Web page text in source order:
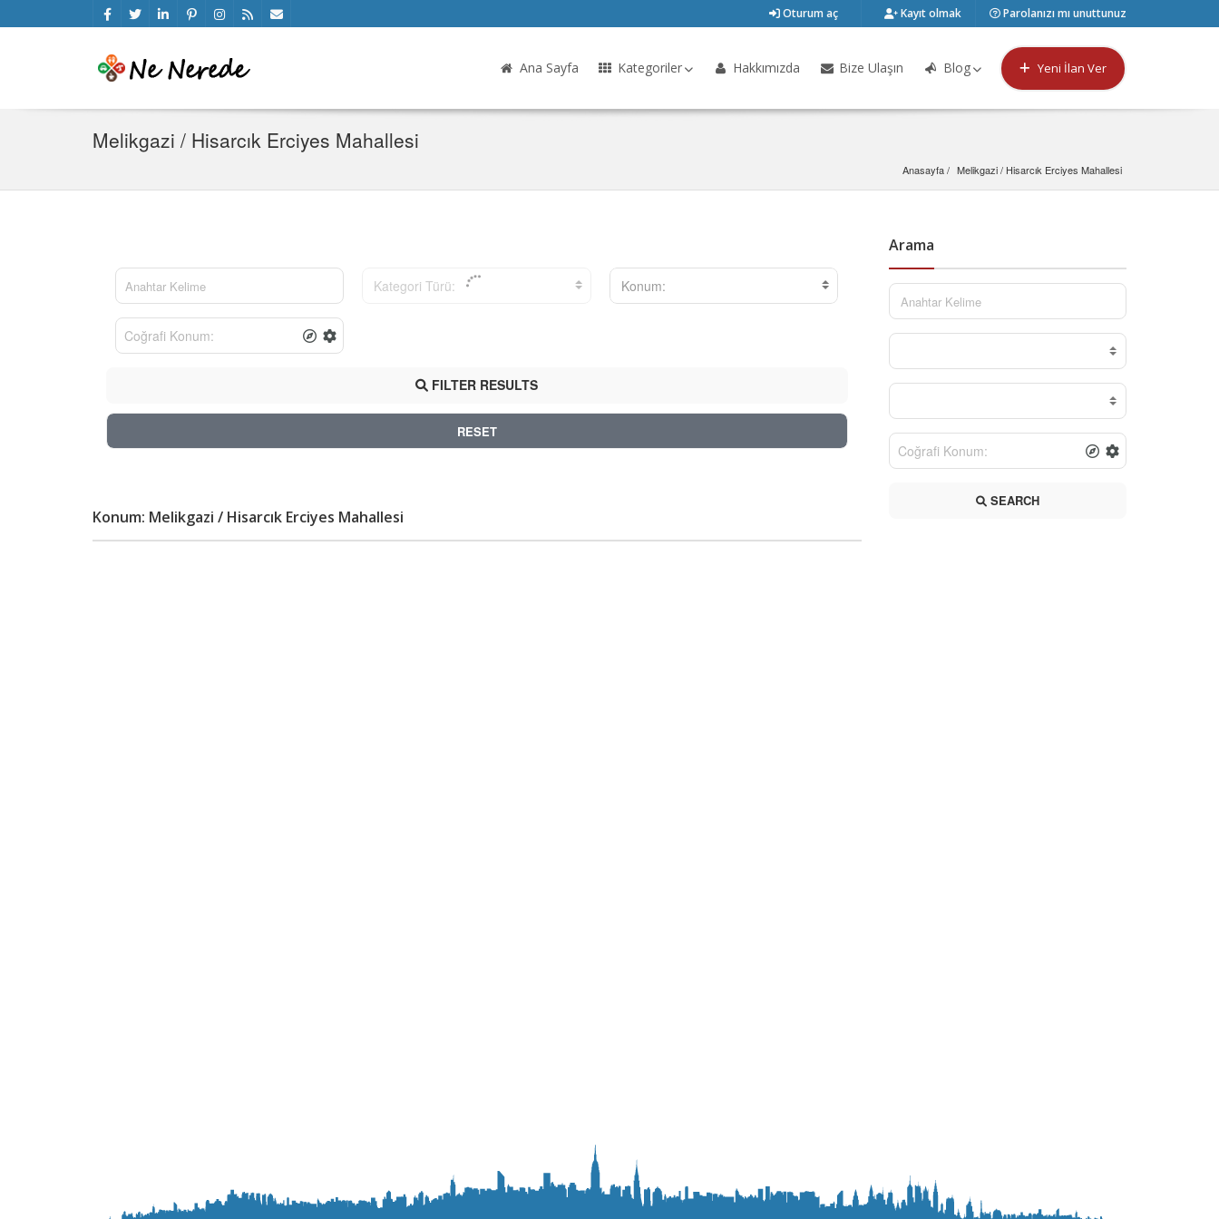
Oturum aç Kayıt olmak Parolanızı mı unuttunuz
Ana Sayfa Kategoriler Hakkımızda Bize Ulaşın Blog Yeni İlan Ver
Melikgazi / Hisarcık Erciyes Mahallesi
Anasayfa Melikgazi / Hisarcık Erciyes Mahallesi
Kategori Türü: Konum:
FILTER RESULTS
RESET
Konum: Melikgazi / Hisarcık Erciyes Mahallesi
Arama
SEARCH